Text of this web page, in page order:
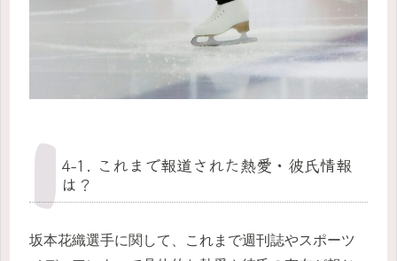
4-1. これまで報道された熱愛・彼氏情報
は？
坂本花織選手に関して、これまで週刊誌やスポーツ